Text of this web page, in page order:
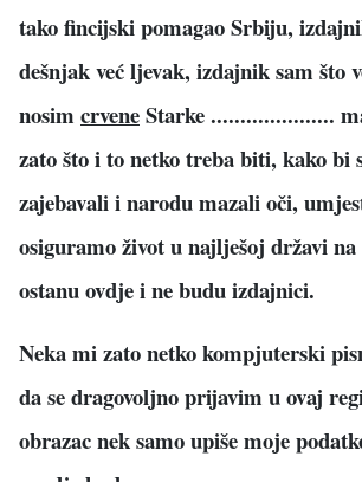
tako fincijski pomagao Srbiju,
dešnjak već ljevak, izdajnik sam što
nosim crveneStarke .....................
zato što i to netko treba biti, kako bi
zajebavali i narodu mazali oči,
osiguramo život u najlješoj državi
ostanu ovdje i ne budu izdajnici.
Neka mi zato netko kompjuterski
da se dragovoljno prijavim u ovaj
obrazac nek samo upiše moje